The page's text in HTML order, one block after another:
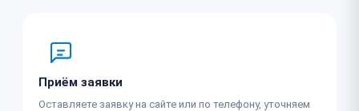
Приём заявки
Оставляете заявку на сайте или по телефону, уточняем